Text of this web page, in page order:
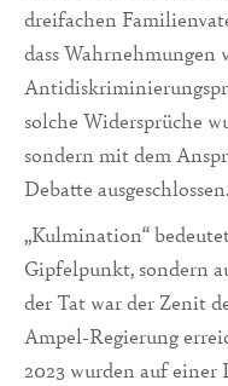
dreifachen
dass
solche Widersprüche
sondern mit dem
Debatte ausgeschlossen.
„Kulmination“
Gipfelpunkt, sondern
der Tat war der Zenit
Ampel-Regierung
2023 wurden auf